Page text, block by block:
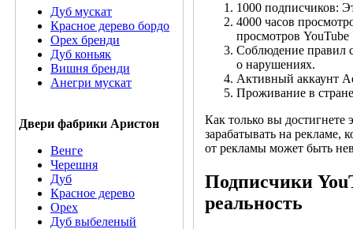
Дуб мускат
Красное дерево бордо
Орех бренди
Дуб коньяк
Вишня бренди
Анегри мускат
Двери фабрики Аристон
Венге
Черешня
Дуб
Красное дерево
Орех
Дуб выбеленый
1000 подписчиков:
4000 часов
просмотров YouTube
Соблюдение правил
о нарушениях.
Активный аккаунт
Проживание в
Как только вы достигнете
зарабатывать на рекламе,
от рекламы может быть
Подписчики
реальность